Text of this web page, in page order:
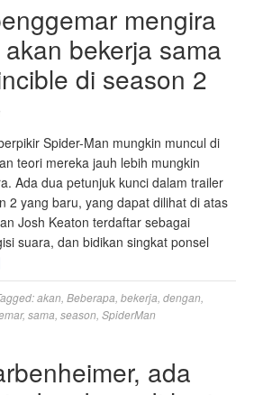
mengira
bekerja sama
di season 2
Spider-Man mungkin muncul di
teori mereka jauh lebih mungkin
Ada dua petunjuk kunci dalam trailer
2 yang baru, yang dapat dilihat di atas
Josh Keaton terdaftar sebagai
suara, dan bidikan singkat ponsel
akan Beberapa bekerja dengan
, sama season SpiderMan
ada